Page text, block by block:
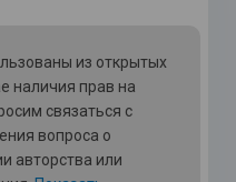
из открытых
наличия прав на
связаться с
вопроса о
авторства или